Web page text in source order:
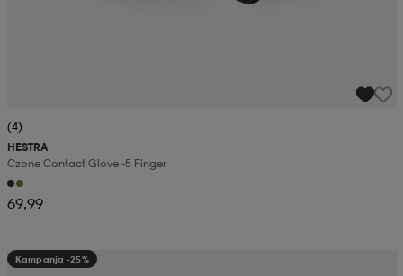
(4)
HESTRA
Czone Contact Glove -5 Finger
69,99
Kampanja -25%